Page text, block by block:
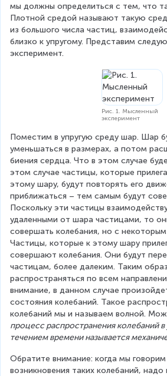
мы должны определиться с тем, что
Плотной средой называют такую
из большого числа частиц,
близко к упругому. Представим
эксперимент.
Рис. 1. Мысленный
эксперимент
Поместим в упругую среду шар. Шар
уменьшаться в размерах, а потом
биения сердца. Что в этом случае
этом случае частицы, которые
этому шару, будут повторять его
приближаться – тем самым будут
Поскольку эти частицы
удаленными от шара частицами, то
совершать колебания, но с
Частицы, которые к этому шару
совершают колебания. Они будут
частицам, более далеким. Таким
распространяться по всем
внимание, в данном случае
состояния колебаний. Такое
колебаний мы и называем волной.
процесс распространения колебаний в
течением времени называется
Обратите внимание: когда мы
возникновения таких колебаний,